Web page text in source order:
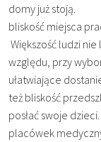
domy już stoją.
bliskość miejsca
Większość ludzi
względu, przy
ułatwiające
też bliskość
posłać swoje
placówek